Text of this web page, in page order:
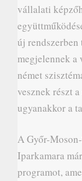
vállalati
új rendszerben
megjelennek a
német
vesznek részt
ugyanakkor a
A Győr-
Iparkamara
programot,